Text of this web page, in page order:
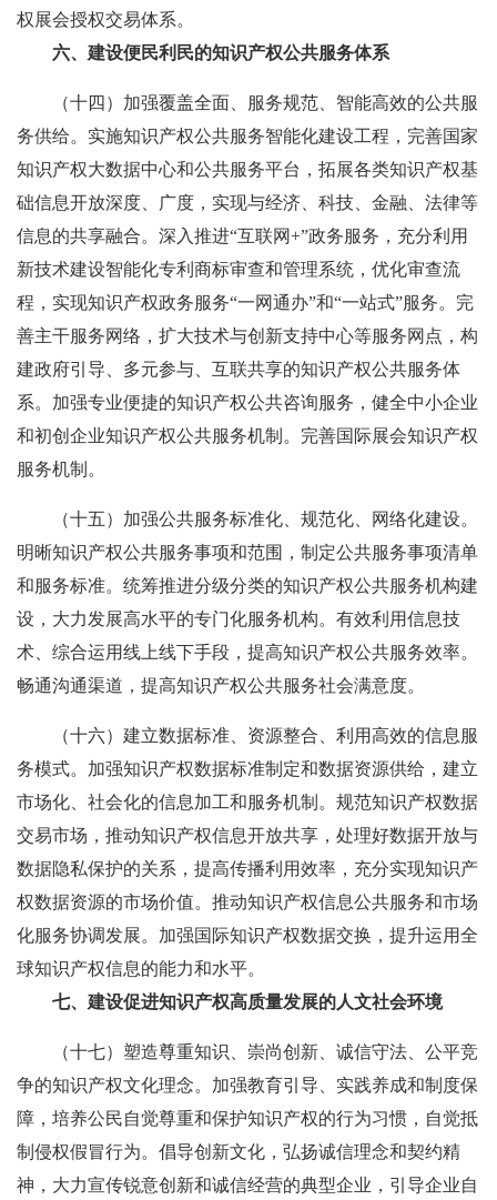
权展会授权交易体系。
六、建设便民利民的知识产权公共服务体系
（十四）加强覆盖全面、服务规范、智能高效的公共服
务供给。实施知识产权公共服务智能化建设工程，完善国家
知识产权大数据中心和公共服务平台，拓展各类知识产权基
础信息开放深度、广度，实现与经济、科技、金融、法律等
信息的共享融合。深入推进“互联网+”政务服务，充分利用
新技术建设智能化专利商标审查和管理系统，优化审查流
程，实现知识产权政务服务“一网通办”和“一站式”服务。完
善主干服务网络，扩大技术与创新支持中心等服务网点，构
建政府引导、多元参与、互联共享的知识产权公共服务体
系。加强专业便捷的知识产权公共咨询服务，健全中小企业
和初创企业知识产权公共服务机制。完善国际展会知识产权
服务机制。
（十五）加强公共服务标准化、规范化、网络化建设。
明晰知识产权公共服务事项和范围，制定公共服务事项清单
和服务标准。统筹推进分级分类的知识产权公共服务机构建
设，大力发展高水平的专门化服务机构。有效利用信息技
术、综合运用线上线下手段，提高知识产权公共服务效率。
畅通沟通渠道，提高知识产权公共服务社会满意度。
（十六）建立数据标准、资源整合、利用高效的信息服
务模式。加强知识产权数据标准制定和数据资源供给，建立
市场化、社会化的信息加工和服务机制。规范知识产权数据
交易市场，推动知识产权信息开放共享，处理好数据开放与
数据隐私保护的关系，提高传播利用效率，充分实现知识产
权数据资源的市场价值。推动知识产权信息公共服务和市场
化服务协调发展。加强国际知识产权数据交换，提升运用全
球知识产权信息的能力和水平。
七、建设促进知识产权高质量发展的人文社会环境
（十七）塑造尊重知识、崇尚创新、诚信守法、公平竞
争的知识产权文化理念。加强教育引导、实践养成和制度保
障，培养公民自觉尊重和保护知识产权的行为习惯，自觉抵
制侵权假冒行为。倡导创新文化，弘扬诚信理念和契约精
神，大力宣传锐意创新和诚信经营的典型企业，引导企业自